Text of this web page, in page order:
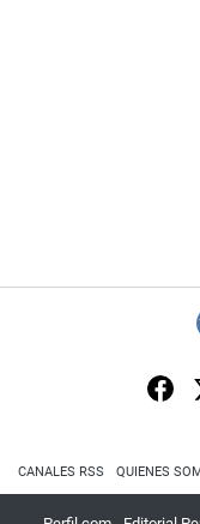
CANALES RSS QUIENES